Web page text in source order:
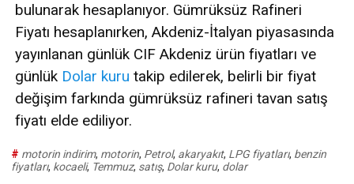
bulunarak hesaplanıyor. Gümrüksüz Rafineri
Fiyatı hesaplanırken, Akdeniz-İtalyan piyasasında
yayınlanan günlük CIF Akdeniz ürün fiyatları ve
günlük Dolar kuru takip edilerek, belirli bir fiyat
değişim farkında gümrüksüz rafineri tavan satış
fiyatı elde ediliyor.
# motorin indirim, motorin, Petrol, akaryakıt, LPG fiyatları, benzin
fiyatları, kocaeli, Temmuz, satış, Dolar kuru, dolar